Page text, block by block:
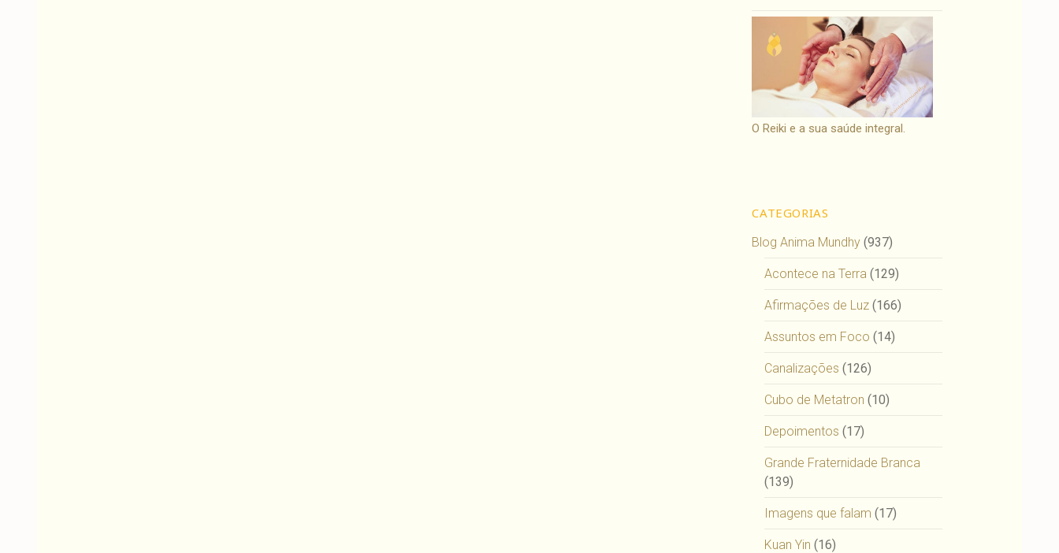
O Reiki e a sua saúde integral.
CATEGORIAS
Blog Anima Mundhy (937)
Acontece na Terra (129)
Afirmações de Luz (166)
Assuntos em Foco (14)
Canalizações (126)
Cubo de Metatron (10)
Depoimentos (17)
Grande Fraternidade Branca
(139)
Imagens que falam (17)
Kuan Yin (16)